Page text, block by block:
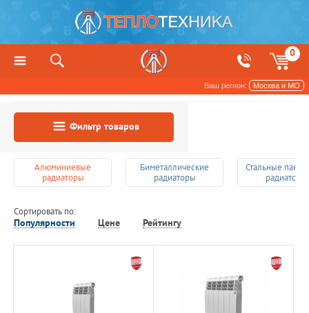
0
Ваш регион: Москва и МО
Фильтр товаров
Алюминиевые
радиаторы
Биметаллические
радиаторы
Стальные
радиаторы
Сортировать по:
Популярности Цене Рейтингу